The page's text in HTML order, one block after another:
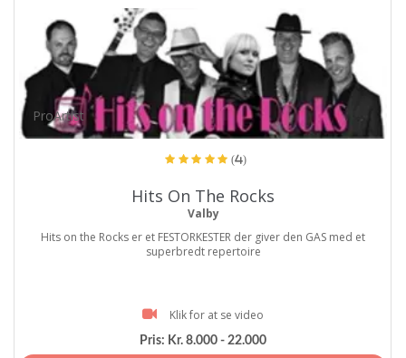
ProArtist
(4)
Hits On The Rocks
Valby
Hits on the Rocks er et FESTORKESTER der giver den GAS med et
superbredt repertoire
Klik for at se video
Pris: Kr. 8.000 - 22.000